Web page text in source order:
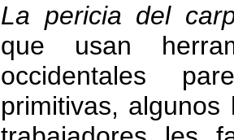
La pericia del
que usan
occidentales
primitivas,